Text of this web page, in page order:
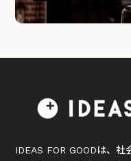
IDEAS FOR GOODは、社